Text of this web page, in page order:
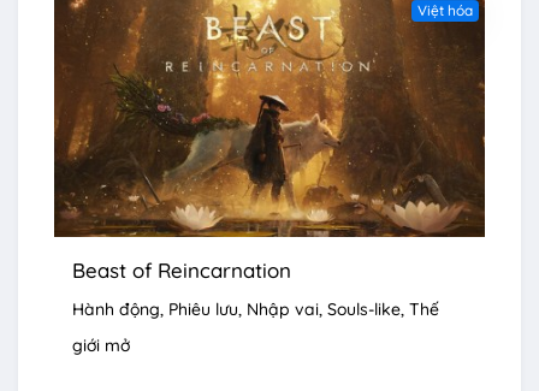
Việt hóa
Beast of Reincarnation
Hành động Phiêu lưu Nhập vai Souls-like Thế
giới mở